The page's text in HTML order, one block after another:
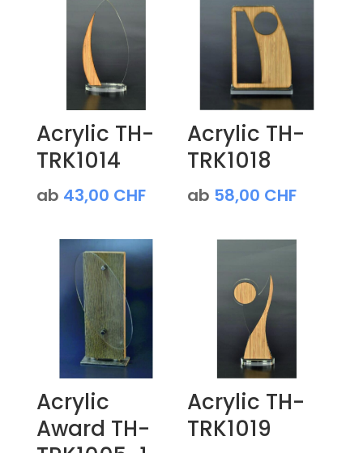
Acrylic TH-
TRK1014
ab 43,00 CHF
Acrylic TH-
TRK1018
ab 58,00 CHF
Acrylic
Award TH-
Acrylic TH-
TRK1019